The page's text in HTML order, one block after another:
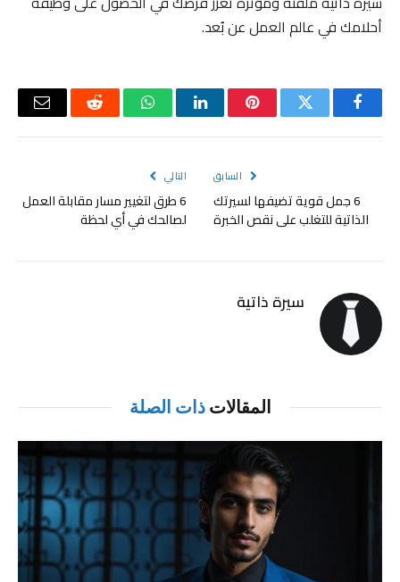
أحلامك في عالم العمل عن بُعد.
فيسبوكتويتر بينتيريستلينكدإن واتسابرديت
البريد
السابق
6 جمل قوية تضيفها لسيرتك
الذاتية للتغلب على نقص الخبرة
التالي
6 طرق لتغيير مسار مقابلة العمل
لصالحك في أي لحظة
سيرة ذاتية
المقالاتذات الصلة